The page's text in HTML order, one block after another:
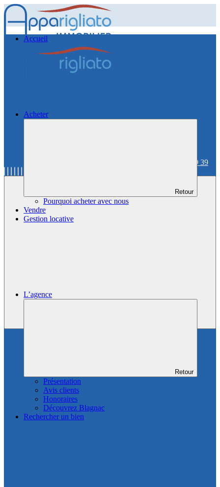
06 59 36 59 39
Accueil
Acheter
Retour
Pourquoi acheter avec nous
Vendre
Gestion locative
L’agence
Retour
Présentation
Avis clients
Honoraires
Découvrez Blagnac
Rechercher un bien